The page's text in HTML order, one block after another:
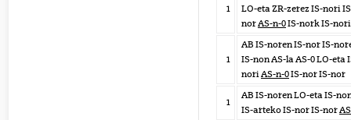
1
LO-eta ZR-zerez IS-nori
norAS-n-0IS-nork IS-nori
1
AB IS-noren IS-nor IS-
IS-non AS-la AS-0 LO-eta
noriAS-n-0IS-nor IS-nor
1
AB IS-noren LO-eta IS-
IS-arteko IS-nor IS-nor